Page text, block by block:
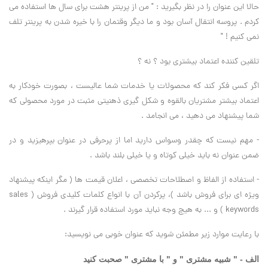
حالا این عنوان را در نظر بگیرید : " من از پرینتر هشت برای سال ها استفاده می
کردم . پروسه انتقال آسان بود و ما دیگر وقتمان را با خیره شدن به پرینتر تلف
نمی کنیم ! "
تلقین کننده اعتماد بیشتری بود ؟ نه ؟
اگر کسی فکر کند که محصولات یا خدمات شما عالیست ، بصورت خودکار به
اعتماد بیشتر مشتریان بالقوه و شکل گیری ذهنیتی مثبت در مورد محصولی که
شما پیشنهاد می دهید ، می انجامد .
- مهم نیست که چقدر وسواس دارید اما از پرحرفی در عنوان بپرهیزید و در
ضمن عنوان نه باید خیلی کوتاه و یا خیلی بلند باشد .
- استفاده از الفاظ و اصطلاحات تخصصی ، اعلان قیمت ها ( مگر اینکه پیشنهاد
ویژه ای برای فروش باشد )، پرکردن آن با انواع کلمات کلیدی فروش ( sales
keywords ) و ... به هیچ وجه نباید مورد استفاده قرار گیرند .
با رعایت موارد زیر مطمئن شوید که عنوان خوبی می نویسید:
الف - " شبیه مشتری " و " با مشتری " صحبت کنید